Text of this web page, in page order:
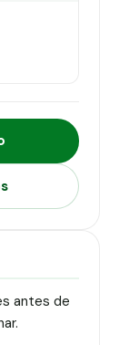
antes de